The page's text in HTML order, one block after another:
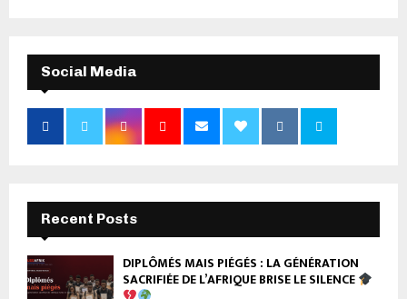
Social Media
Recent Posts
DIPLÔMÉS MAIS PIÉGÉS : LA GÉNÉRATION
SACRIFIÉE DE L’AFRIQUE BRISE LE SILENCE